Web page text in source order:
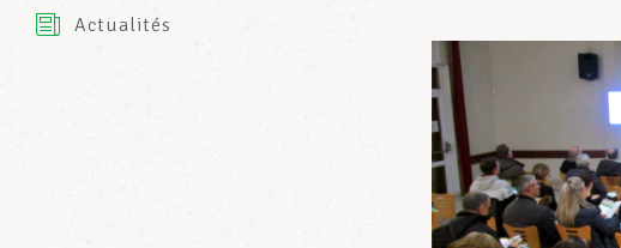
Actualités